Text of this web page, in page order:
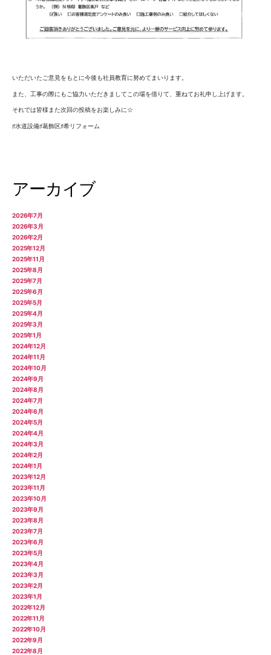
いただいたご意見をもとに今後も社員教育に努めてまいります。
また、工事の際にもご協力いただきましてこの場を借りて、重ねてお礼申し上げます。
それでは皆様また次回の投稿をお楽しみに☆
♯水道設備♯葛飾区♯希リフォーム
アーカイブ
2026年7月
2026年3月
2026年2月
2025年12月
2025年11月
2025年8月
2025年7月
2025年6月
2025年5月
2025年4月
2025年3月
2025年1月
2024年12月
2024年11月
2024年10月
2024年9月
2024年8月
2024年7月
2024年6月
2024年5月
2024年4月
2024年3月
2024年2月
2024年1月
2023年12月
2023年11月
2023年10月
2023年9月
2023年8月
2023年7月
2023年6月
2023年5月
2023年4月
2023年3月
2023年2月
2023年1月
2022年12月
2022年11月
2022年10月
2022年9月
2022年8月